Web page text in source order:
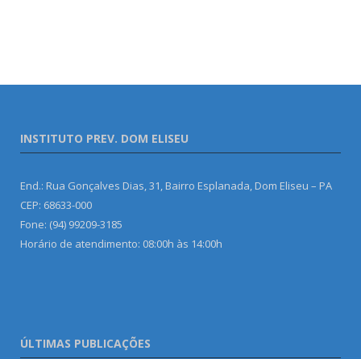
INSTITUTO PREV. DOM ELISEU
End.: Rua Gonçalves Dias, 31, Bairro Esplanada, Dom Eliseu – PA
CEP: 68633-000
Fone: (94) 99209-3185
Horário de atendimento: 08:00h às 14:00h
ÚLTIMAS PUBLICAÇÕES